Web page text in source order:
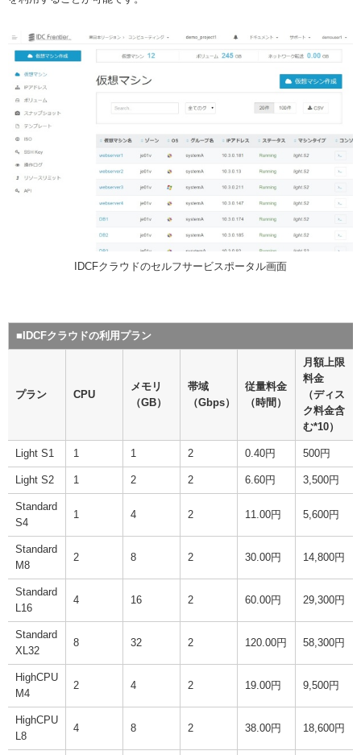
IDCFクラウドのセルフサービスポータル画面
■IDCFクラウドの利用プラン
プラン CPU
メモリ
（GB）
帯域
（Gbps）
従量料金
（時間）
月額上限
料金
（ディス
ク料金含
む*10）
Light S1 1 1 2 0.40円 500円
Light S2 1 2 2 6.60円 3,500円
Standard
S4
1 4 2 11.00円 5,600円
Standard
M8
2 8 2 30.00円 14,800円
Standard
L16
4 16 2 60.00円 29,300円
Standard
XL32
8 32 2 120.00円 58,300円
HighCPU
M4
2 4 2 19.00円 9,500円
HighCPU
L8
4 8 2 38.00円 18,600円